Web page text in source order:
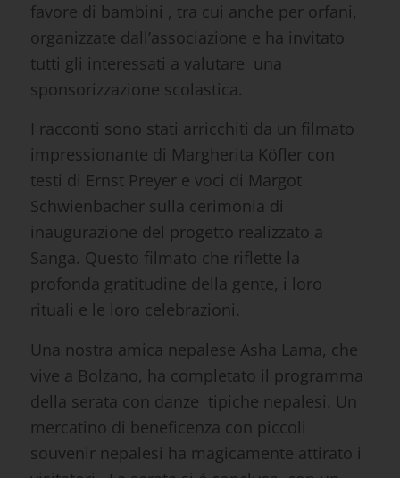
favore di bambini , tra cui anche per orfani,
organizzate dall’associazione e ha invitato
tutti gli interessati a valutare una
sponsorizzazione scolastica.
I racconti sono stati arricchiti da un filmato
impressionante di Margherita Köfler con
testi di Ernst Preyer e voci di Margot
Schwienbacher sulla cerimonia di
inaugurazione del progetto realizzato a
Sanga. Questo filmato che riflette la
profonda gratitudine della gente, i loro
rituali e le loro celebrazioni.
Una nostra amica nepalese Asha Lama, che
vive a Bolzano, ha completato il programma
della serata con danze tipiche nepalesi. Un
mercatino di beneficenza con piccoli
souvenir nepalesi ha magicamente attirato i